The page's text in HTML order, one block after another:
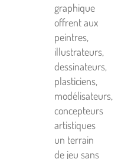
graphique
offrent aux
peintres,
illustrateurs,
dessinateurs,
plasticiens,
modélisateurs,
concepteurs
artistiques
un terrain
de jeu sans